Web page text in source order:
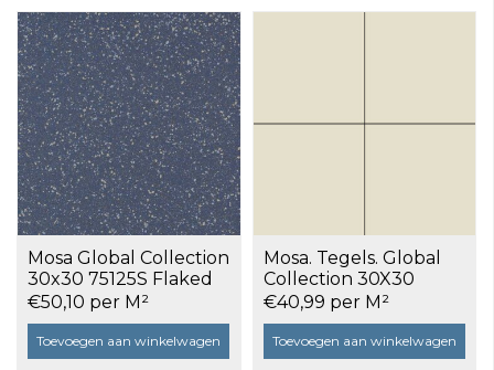
Mosa Global Collection
30x30 75125S Flaked
Night Blue a 1,17 m²
€50,10 per M²
Toevoegen aan winkelwagen
Mosa. Tegels. Global
Collection 30X30
75210 V Ecruwit
Global a 1,17 m² -
OUTLET
€40,99 per M²
Toevoegen aan winkelwagen